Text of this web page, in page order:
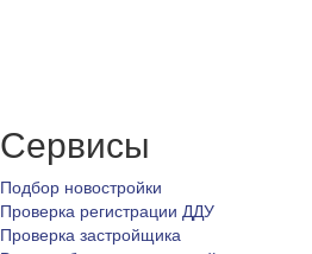
Сервисы
Подбор новостройки
Проверка регистрации ДДУ
Проверка застройщика